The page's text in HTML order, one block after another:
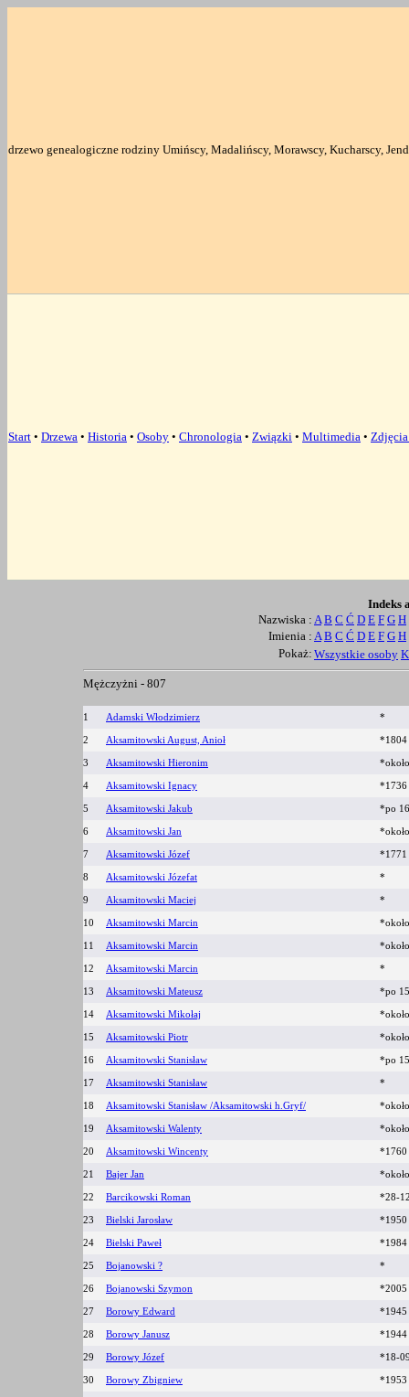
drzewo genealogiczne rodziny Umińscy, Madalińscy, Morawscy, Kucharscy,
Start • Drzewa • Historia • Osoby • Chronologia • Związki • Multimedia •
Indeks
Nazwiska : A B C Ć D E F G H
Imienia : A B C Ć D E F G H
Pokaż: Wszystkie osoby
Mężczyżni - 807
1 Adamski Włodzimierz *
2 Aksamitowski August, Anioł *1804
3 Aksamitowski Hieronim
4 Aksamitowski Ignacy *1736
5 Aksamitowski Jakub *po
6 Aksamitowski Jan
7 Aksamitowski Józef *1771
8 Aksamitowski Józefat *
9 Aksamitowski Maciej *
10 Aksamitowski Marcin
11 Aksamitowski Marcin
12 Aksamitowski Marcin *
13 Aksamitowski Mateusz *po
14 Aksamitowski Mikołaj
15 Aksamitowski Piotr
16 Aksamitowski Stanisław *po
17 Aksamitowski Stanisław *
18 Aksamitowski Stanisław /Aksamitowski h.Gryf/
19 Aksamitowski Walenty
20 Aksamitowski Wincenty *1760
21 Bajer Jan
22 Barcikowski Roman *28-
23 Bielski Jarosław *1950
24 Bielski Paweł *1984
25 Bojanowski ? *
26 Bojanowski Szymon *2005
27 Borowy Edward *1945
28 Borowy Janusz
29 Borowy Józef *18-
30 Borowy Zbigniew *1953